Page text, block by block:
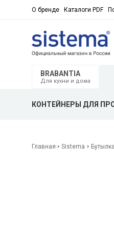
О бренде Каталоги PDF
BRABANTIA
Для кухни и дома
КОНТЕЙНЕРЫ ДЛЯ
Главная Sistema